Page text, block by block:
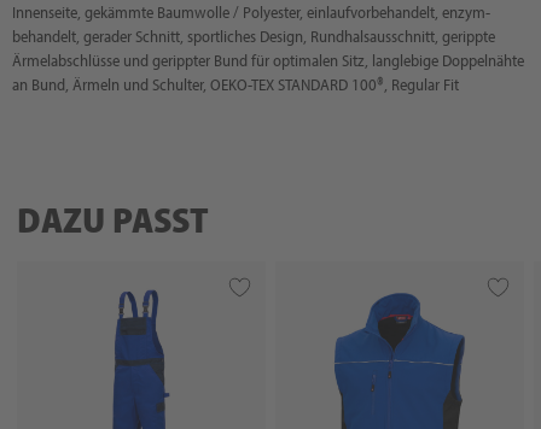
Innenseite, gekämmte Baumwolle / Polyester, einlaufvorbehandelt, enzym-
behandelt, gerader Schnitt, sportliches Design, Rundhalsausschnitt, gerippte
Ärmelabschlüsse und gerippter Bund für optimalen Sitz, langlebige Doppelnähte
an Bund, Ärmeln und Schulter, OEKO-TEX STANDARD 100®, Regular Fit
DAZU PASST